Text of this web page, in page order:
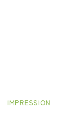
IMPRESSION